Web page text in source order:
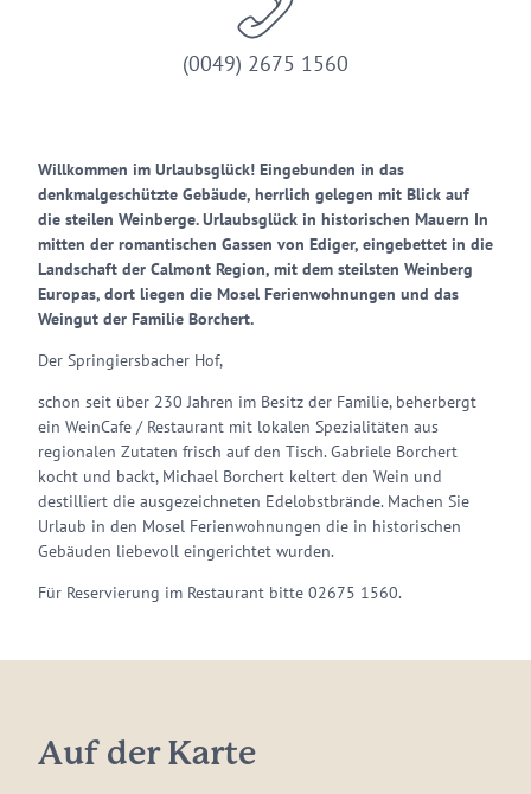
(0049) 2675 1560
Willkommen im Urlaubsglück! Eingebunden in das
denkmalgeschützte Gebäude, herrlich gelegen mit Blick auf
die steilen Weinberge. Urlaubsglück in historischen Mauern In
mitten der romantischen Gassen von Ediger, eingebettet in die
Landschaft der Calmont Region, mit dem steilsten Weinberg
Europas, dort liegen die Mosel Ferienwohnungen und das
Weingut der Familie Borchert.
Der Springiersbacher Hof,
schon seit über 230 Jahren im Besitz der Familie, beherbergt
ein WeinCafe / Restaurant mit lokalen Spezialitäten aus
regionalen Zutaten frisch auf den Tisch. Gabriele Borchert
kocht und backt, Michael Borchert keltert den Wein und
destilliert die ausgezeichneten Edelobstbrände. Machen Sie
Urlaub in den Mosel Ferienwohnungen die in historischen
Gebäuden liebevoll eingerichtet wurden.
Für Reservierung im Restaurant bitte 02675 1560.
Auf der Karte